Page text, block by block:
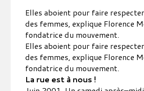
Elles aboient pour faire
des femmes, explique Florence
fondatrice du mouvement.
Elles aboient pour faire
des femmes, explique Florence
fondatrice du mouvement.
La rue est à nous !